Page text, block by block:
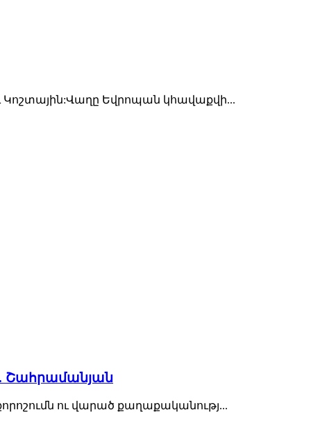
Կոշտային:Վաղը Եվրոպան կհավաքվի...
Շահրամանյան
ու վարած քաղաքականությ...